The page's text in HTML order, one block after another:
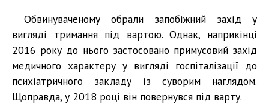
Обвинуваченому обрали запобіжний захід у
вигляді тримання під вартою. Однак, наприкінці
2016 року до нього застосовано примусовий захід
медичного характеру у вигляді госпіталізації до
психіатричного закладу із суворим наглядом.
Щоправда, у 2018 році він повернувся під варту.